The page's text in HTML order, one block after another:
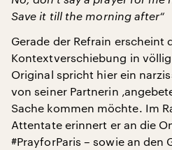
Save it till the morning after“
Gerade der Refrain erscheint
Kontextverschiebung in
Original spricht hier ein
von seiner Partnerin
Sache kommen möchte. Im
Attentate erinnert er an die
#PrayforParis – sowie an den